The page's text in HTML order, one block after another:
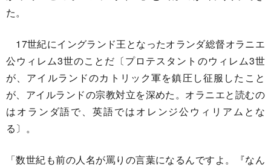
た。
17世紀にイングランド王となったオランダ総督オラニエ
公ウィレム3世のことだ〔プロテスタントのウィレム3世
が、アイルランドのカトリック軍を鎮圧し征服したこと
が、アイルランドの宗教対立を深めた。オラニエと読むの
はオランダ語で、英語ではオレンジ公ウィリアムとな
る〕。
「数世紀も前の人名が罵りの言葉になるんですよ。『なん